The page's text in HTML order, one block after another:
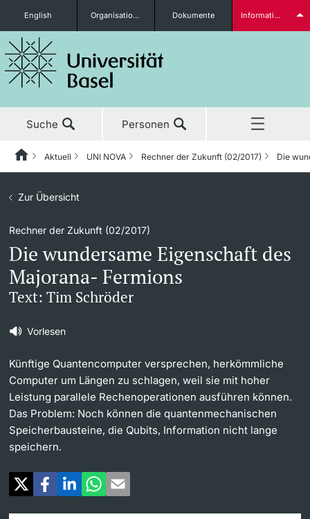
Studieninteressierte
weitere Informationen
weitere Informationen
Fördernde & Alumni
English Organisationseinheiten Dokumente Informationen für...
Suche Personen
Aktuell
Aktuell
News
Ehrungen & Preise
Newsletter
Universität in den Medien
Veranstaltungskalender
Social Media
UNI NOVA
UNI NOVA
UNI NOVA – Alle Ausgaben
UNI NOVA bestellen
Mediadaten
Service für Medien
Podcasts
Studium
Forschung
Lehre
Weiterbildung
Universität
HomeZurückAktuell UNI NOVA Rechner der Zukunft (02/2017) Die
Zur Übersicht
Vorlesen
Rechner der Zukunft (02/2017)
Die wundersame Eigenschaft des
Majorana- Fermions
Text: Tim Schröder
Künftige Quantencomputer versprechen, herkömmliche
Computer um Längen zu schlagen, weil sie mit hoher
Leistung parallele Rechenoperationen ausführen können.
Das Problem: Noch können die quantenmechanischen
Speicherbausteine, die Qubits, Information nicht lange
speichern.